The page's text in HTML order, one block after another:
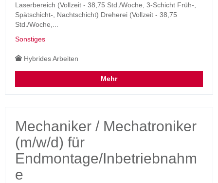
Laserbereich (Vollzeit - 38,75 Std./Woche, 3-Schicht Früh-,
Spätschicht-, Nachtschicht) Dreherei (Vollzeit - 38,75
Std./Woche,...
Sonstiges
Hybrides Arbeiten
Mehr
Mechaniker / Mechatroniker
(m/w/d) für
Endmontage/Inbetriebnahm
e